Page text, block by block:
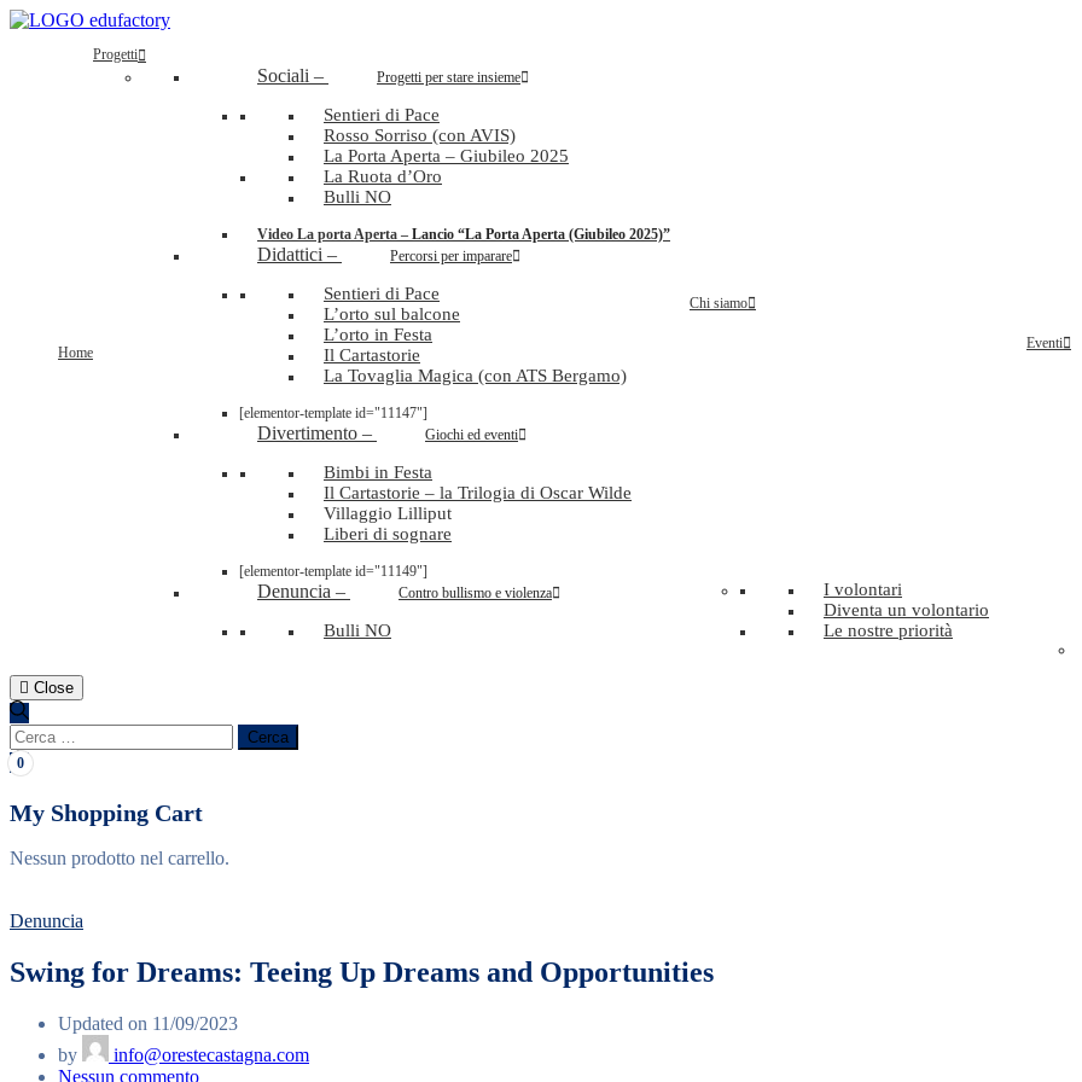
Home
Progetti
Sociali – Progetti per stare insieme
Sentieri di Pace
Rosso Sorriso (con AVIS)
La Porta Aperta – Giubileo 2025
La Ruota d’Oro
Bulli NO
Video La porta Aperta – Lancio “La Porta Aperta (Giubileo 2025)”
Didattici – Percorsi per imparare
Sentieri di Pace
L’orto sul balcone
L’orto in Festa
Il Cartastorie
La Tovaglia Magica (con ATS Bergamo)
[elementor-template id="11147"]
Divertimento – Giochi ed eventi
Bimbi in Festa
Il Cartastorie – la Trilogia di Oscar Wilde
Villaggio Lilliput
Liberi di sognare
[elementor-template id="11149"]
Denuncia – Contro bullismo e violenza
Bulli NO
Chi siamo
I volontari
Diventa un volontario
Le nostre priorità
Eventi
Close
Ricerca
per:
0
My Shopping Cart
Nessun prodotto nel carrello.
Denuncia
Swing for Dreams: Teeing Up Dreams and Opportunities
Updated on 11/09/2023
by
info@orestecastagna.com
Nessun commentosu